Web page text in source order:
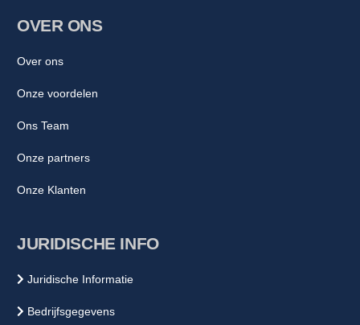
OVER ONS
Over ons
Onze voordelen
Ons Team
Onze partners
Onze Klanten
JURIDISCHE INFO
Juridische Informatie
Bedrijfsgegevens